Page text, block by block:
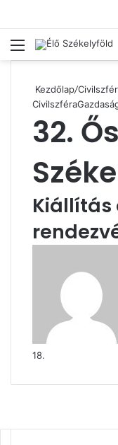
Menü
Kezdőlap/
Civilszféra
32.
Kiállítás
18.